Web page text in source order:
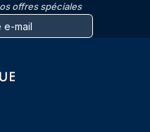
offres spéciales